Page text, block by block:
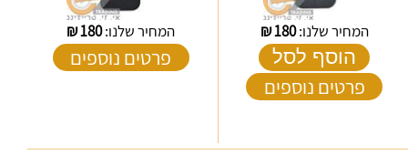
המחיר שלנו:180
₪
הוסף לסל
פרטים נוספים
המחיר שלנו:180
₪
פרטים נוספים